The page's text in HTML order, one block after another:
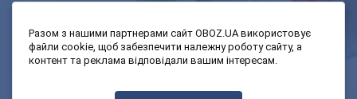
Моя школа Авто
Разом з нашими партнерами сайт OBOZ.UA використовує
файли cookie, щоб забезпечити належну роботу сайту, а
контент та реклама відповідали вашим інтересам.